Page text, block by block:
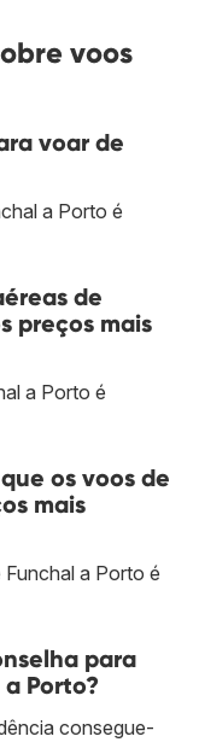
voos
voar de
a Porto é
de
preços mais
a Porto é
os voos de
mais
a Porto é
para
Porto?
consegue-